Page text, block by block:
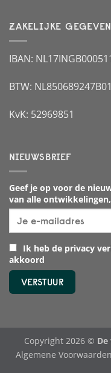
ZAKELIJKE
IBAN:
BTW: NL850689247B01
KvK: 52969851
NIEUWSBRIEF
Geef je op voor de
van alle
Ik heb de privacy
akkoord
Copyright 2026 ©
Algemene Voorwaarden